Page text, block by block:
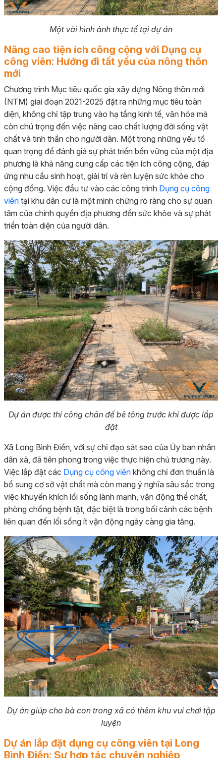
Một vài hình ảnh thực tế tại dự án
Nâng cao tiện ích công cộng với Dụng cụ
công viên: Hướng đi tất yếu của nông thôn
mới
Chương trình Mục tiêu quốc gia xây dựng Nông thôn mới
(NTM) giai đoạn 2021-2025 đặt ra những mục tiêu toàn
diện, không chỉ tập trung vào hạ tầng kinh tế, văn hóa mà
còn chú trọng đến việc nâng cao chất lượng đời sống vật
chất và tinh thần cho người dân. Một trong những yếu tố
quan trọng để đánh giá sự phát triển bền vững của một địa
phương là khả năng cung cấp các tiện ích công cộng, đáp
ứng nhu cầu sinh hoạt, giải trí và rèn luyện sức khỏe cho
cộng đồng. Việc đầu tư vào các công trình Dụng cụ công
viên tại khu dân cư là một minh chứng rõ ràng cho sự quan
tâm của chính quyền địa phương đến sức khỏe và sự phát
triển toàn diện của người dân.
Dự án được thi công chân đế bê tông trước khi được lắp
đặt
Xã Long Bình Điền, với sự chỉ đạo sát sao của Ủy ban nhân
dân xã, đã tiên phong trong việc thực hiện chủ trương này.
Việc lắp đặt các Dụng cụ công viên không chỉ đơn thuần là
bổ sung cơ sở vật chất mà còn mang ý nghĩa sâu sắc trong
việc khuyến khích lối sống lành mạnh, vận động thể chất,
phòng chống bệnh tật, đặc biệt là trong bối cảnh các bệnh
liên quan đến lối sống ít vận động ngày càng gia tăng.
Dự án giúp cho bà con trong xã có thêm khu vui chơi tập
luyện
Dự án lắp đặt dụng cụ công viên tại Long
Bình Điền: Sự hợp tác chuyên nghiệp